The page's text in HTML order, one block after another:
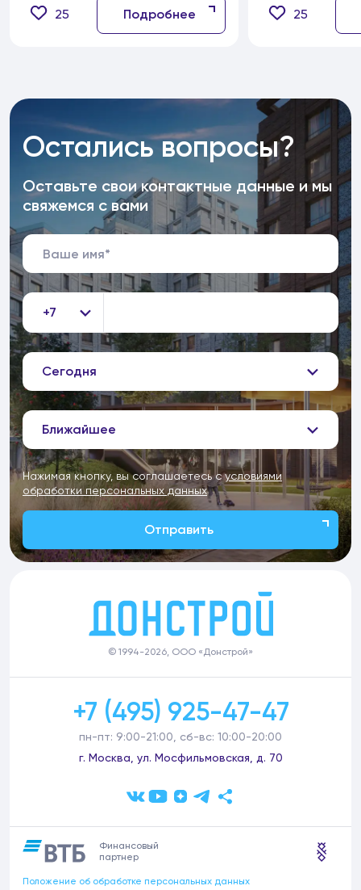
НОПРИЗ на лучший
проект-2022
25 Подробнее 25
Остались вопросы?
Оставьте свои контактные данные и мы
свяжемся с вами
+7
Сегодня
Ближайшее
Нажимая кнопку, вы соглашаетесь сусловиями
обработки персональных данных
Отправить
© 1994-2026, ООО «Донстрой»
+7 (495) 925-47-47
пн-пт: 9:00-21:00, сб-вс: 10:00-20:00
г. Москва, ул. Мосфильмовская, д. 70
Финансовый
партнер
Положение об обработке персональных данных